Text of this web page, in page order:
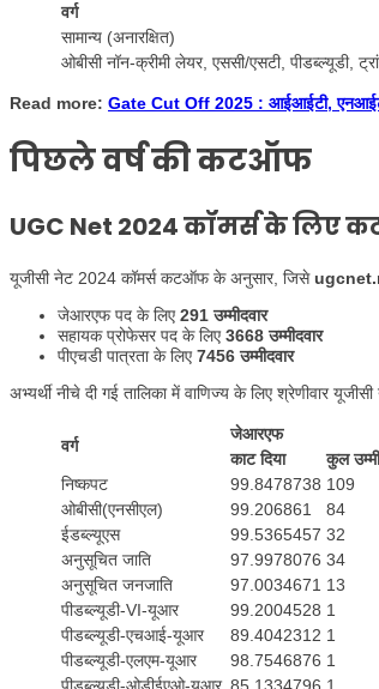
वर्ग
सामान्य (अनारक्षित)
ओबीसी नॉन-क्रीमी लेयर, एससी/एसटी, पीडब्ल्यूडी,
Read more: Gate Cut Off 2025 : आईआईटी,
पिछले वर्ष की कटऑफ
UGC Net 2024 कॉमर्स के लिए
यूजीसी नेट 2024 कॉमर्स कटऑफ के अनुसार, जिसे
जेआरएफ पद के लिए 291 उम्मीदवार
सहायक प्रोफेसर पद के लिए 3668 उम्मीदवार
पीएचडी पात्रता के लिए 7456 उम्मीदवार
अभ्यर्थी नीचे दी गई तालिका में वाणिज्य के लिए श्रेणीवार
वर्ग
जेआरएफ
काट दिया
कुल
निष्कपट
99.8478738 109
ओबीसी(एनसीएल)
99.206861 84
ईडब्ल्यूएस
99.5365457 32
अनुसूचित जाति
97.9978076 34
अनुसूचित जनजाति
97.0034671 13
पीडब्ल्यूडी-VI-यूआर
99.2004528 1
पीडब्ल्यूडी-एचआई-यूआर
89.4042312 1
पीडब्ल्यूडी-एलएम-यूआर
98.7546876 1